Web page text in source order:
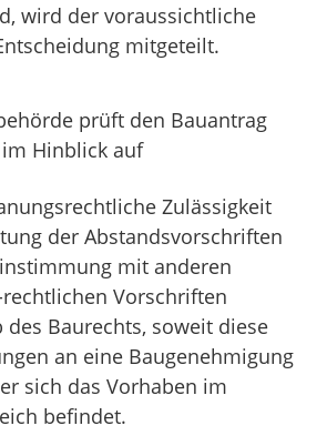
wird der voraussichtliche
mitgeteilt.
prüft den Bauantrag
im Hinblick auf
Zulässigkeit
der Abstandsvorschriften
mit anderen
Vorschriften
des Baurechts, soweit diese
an eine Baugenehmigung
sich das Vorhaben im
befindet.